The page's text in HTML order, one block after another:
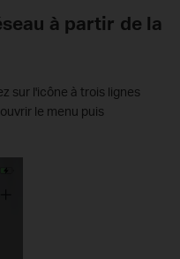
à partir de la
sur l'icône à trois lignes
le menu puis